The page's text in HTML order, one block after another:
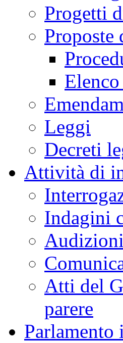
Progetti
Proposte
Leggi
Decreti
Attività di
Indagini
Atti del
parere
Parlamento